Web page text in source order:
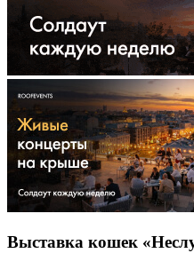
Выставка кошек